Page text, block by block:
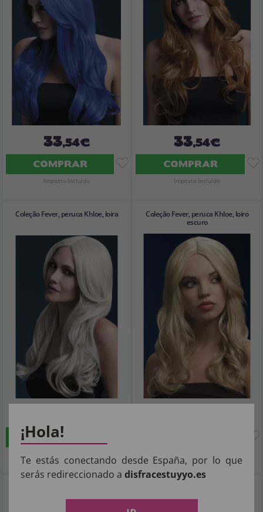
33,54€
COMPRAR
Imposto Incluído
33,54€
COMPRAR
Imposto Incluído
Coleção Fever, peruca Khloe, loira
COMPRAR
Coleção Fever, peruca Khloe, loiro
escuro
¡Hola!
Te estás conectando desde España, por lo que
serás redireccionado a disfracestuyyo.es